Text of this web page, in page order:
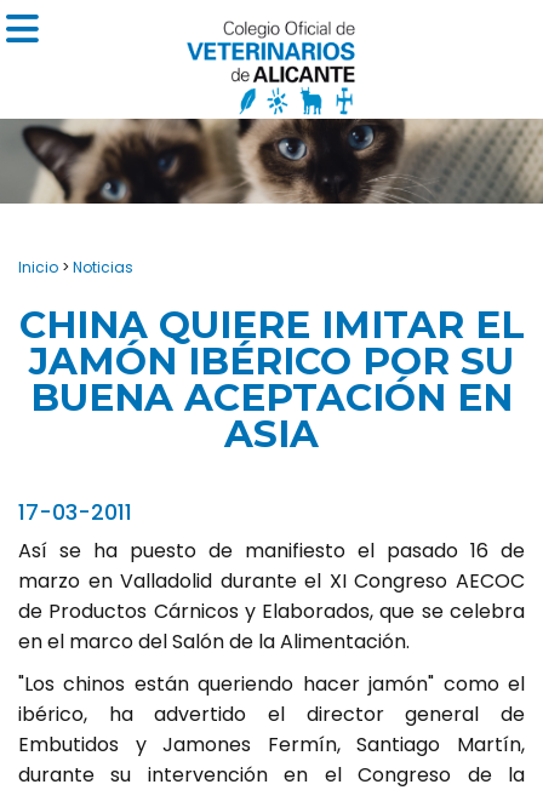
Inicio > Noticias
CHINA QUIERE IMITAR EL
JAMÓN IBÉRICO POR SU
BUENA ACEPTACIÓN EN
ASIA
17-03-2011
Así se ha puesto de manifiesto el pasado 16 de
marzo en Valladolid durante el XI Congreso AECOC
de Productos Cárnicos y Elaborados, que se celebra
en el marco del Salón de la Alimentación.
"Los chinos están queriendo hacer jamón" como el
ibérico, ha advertido el director general de
Embutidos y Jamones Fermín, Santiago Martín,
durante su intervención en el Congreso de la